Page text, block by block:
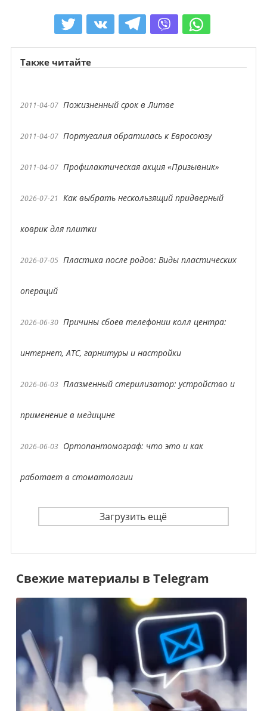
Также читайте
2011-04-07 Пожизненный срок в Литве
2011-04-07 Португалия обратилась к Евросоюзу
2011-04-07 Профилактическая акция «Призывник»
2026-07-21 Как выбрать нескользящий придверный
коврик для плитки
2026-07-05 Пластика после родов: Виды пластических
операций
2026-06-30 Причины сбоев телефонии колл центра:
интернет, АТС, гарнитуры и настройки
2026-06-03 Плазменный стерилизатор: устройство и
применение в медицине
2026-06-03 Ортопантомограф: что это и как
работает в стоматологии
Загрузить ещё
Свежие материалы в Telegram